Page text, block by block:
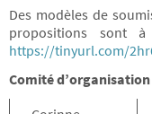
Des modèles de
propositions sont à
https://tinyurl.com/
Comité d’organisation